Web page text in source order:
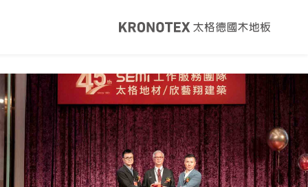
太格ESG
綠建材
太格奧運五環
建材
WELL/LEED認證
跡計算器
地面誌 The Plane